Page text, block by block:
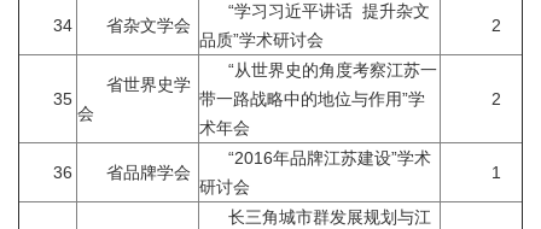
34 省杂文学会
“学习习近平讲话 提升杂文
品质”学术研讨会
2
35
省世界史学
会
“从世界史的角度考察江苏一
带一路战略中的地位与作用”学
术年会
2
36 省品牌学会
“2016年品牌江苏建设”学术
研讨会
1
长三角城市群发展规划与江